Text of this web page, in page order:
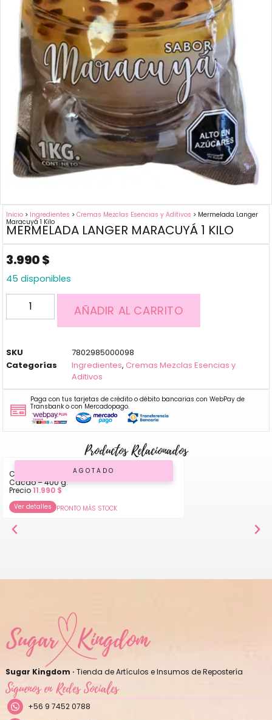
Inicio > Ingredientes >Cremas Mezclas Esencias y Aditivos > Mermelada Langer
Maracuyá 1 Kilo
MERMELADA LANGER MARACUYÁ 1 KILO
3.990$
45 disponibles
AÑADIR AL CARRITO
SKU
7802985000098
Categorías
Ingredientes, Cremas Mezclas Esencias y
Aditivos
Paga con tus tarjetas de crédito o débito bancarias con WebPay de
Transbank o con Mercadopago.
Productos Relacionados
AGOTADO
Chocolate Blanco – Callebaut W2 – 28%
Cacao – 400 g.
Precio11.990 $
Ver detalles PRONTO MÁS STOCK
Sugar Kingdom · Tienda de Artículos e Insumos de Repostería
Síguenos en Redes Sociales
+56 9 7452 0788